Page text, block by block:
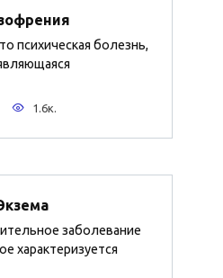
психическая болезнь,
1.6к.
заболевание
характеризуется